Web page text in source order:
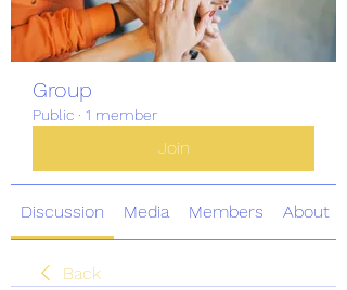
Group
Public · 1 member
Join
Discussion Media Members About
Back